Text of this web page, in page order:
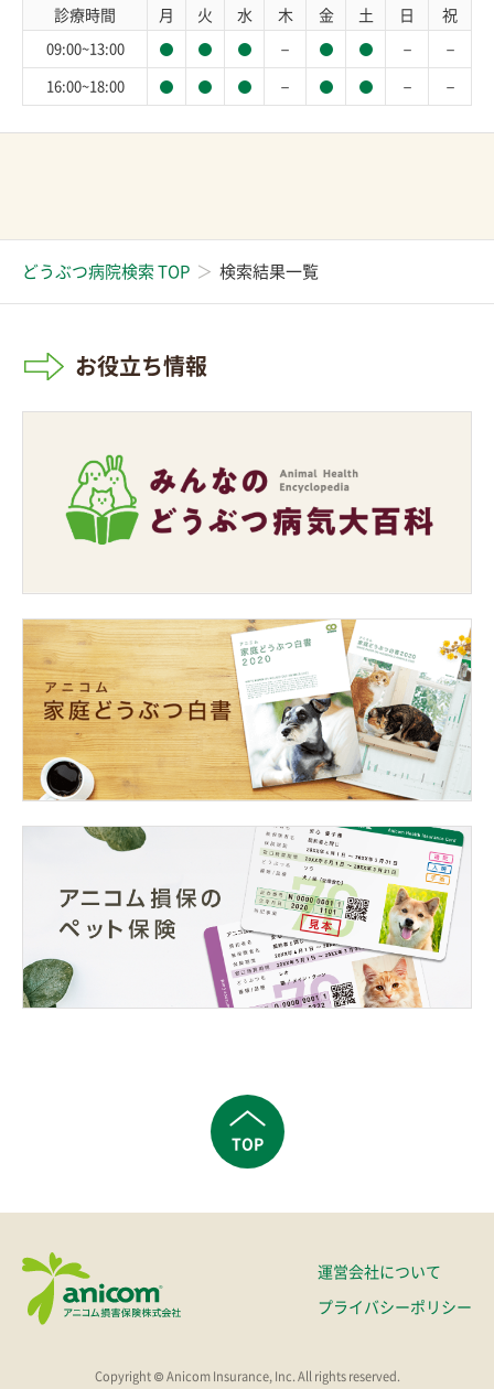
診療時間 月 火 水 木 金 土 日 祝
09:00~13:00 － － －
16:00~18:00 － － －
どうぶつ病院検索 TOP 検索結果一覧
お役立ち情報
TOP
運営会社について
プライバシーポリシー
Copyright © Anicom Insurance, Inc. All rights reserved.